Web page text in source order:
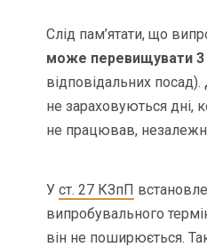
Слід пам’ятати, що
може перевищувати 3
відповідальних
не зараховуються дні,
не працював,
Уст. 27 КЗпП
випробувального
він не поширюється.